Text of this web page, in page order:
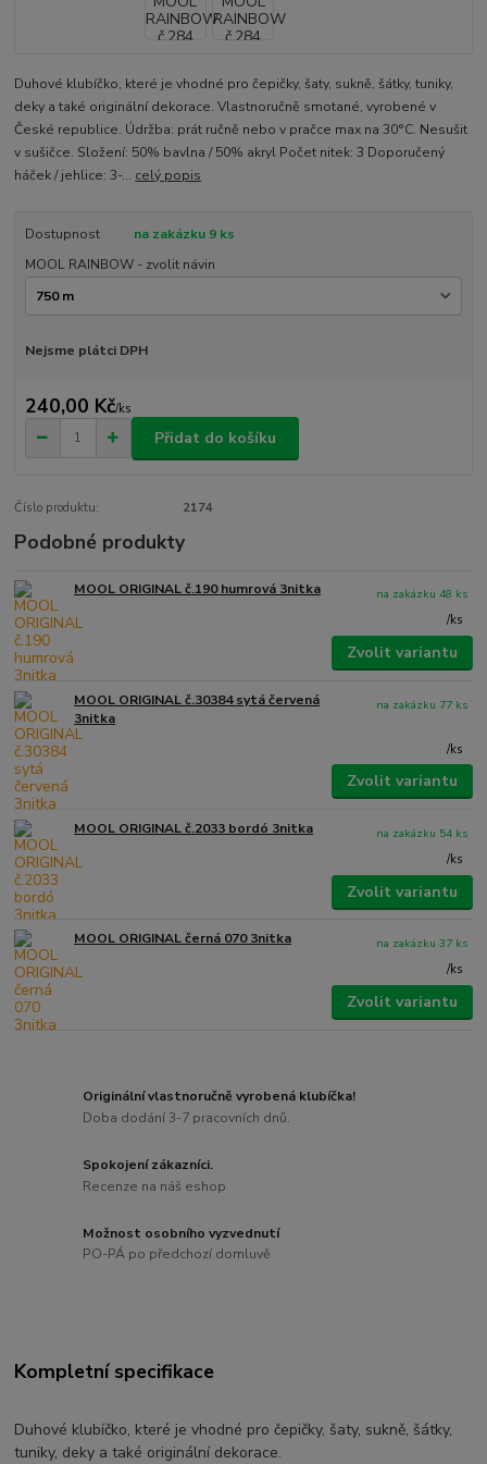
Duhové klubíčko, které je vhodné pro čepičky, šaty, sukně, šátky, tuniky,
deky a také originální dekorace. Vlastnoručně smotané, vyrobené v
České republice. Údržba: prát ručně nebo v pračce max na 30°C. Nesušit
v sušičce. Složení: 50% bavlna / 50% akryl Počet nitek: 3 Doporučený
háček / jehlice: 3-... celý popis
Dostupnost
na zakázku 9 ks
MOOL RAINBOW - zvolit návin
Nejsme plátci DPH
240,00 Kč/ks
Přidat do košíku
Číslo produktu: 2174
Podobné produkty
MOOL ORIGINAL č.190 humrová 3nitka
/ks
na zakázku 48 ks
Zvolit variantu
MOOL ORIGINAL č.30384 sytá červená
3nitka
/ks
na zakázku 77 ks
Zvolit variantu
MOOL ORIGINAL č.2033 bordó 3nitka
/ks
na zakázku 54 ks
Zvolit variantu
MOOL ORIGINAL černá 070 3nitka
/ks
na zakázku 37 ks
Zvolit variantu
Originální vlastnoručně vyrobená klubíčka!
Doba dodání 3-7 pracovních dnů.
Spokojení zákazníci.
Recenze na náš eshop
Možnost osobního vyzvednutí
PO-PÁ po předchozí domluvě
Kompletní specifikace
Duhové klubíčko, které je vhodné pro čepičky, šaty, sukně, šátky,
tuniky, deky a také originální dekorace.